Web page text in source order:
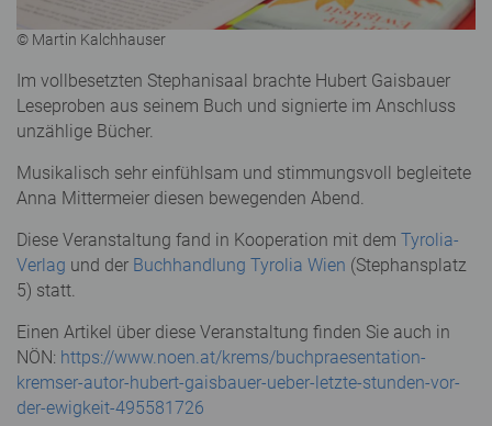
© Martin Kalchhauser
Im vollbesetzten Stephanisaal brachte Hubert Gaisbauer
Leseproben aus seinem Buch und signierte im Anschluss
unzählige Bücher.
Musikalisch sehr einfühlsam und stimmungsvoll begleitete
Anna Mittermeier diesen bewegenden Abend.
Diese Veranstaltung fand in Kooperation mit dem Tyrolia-
Verlag und der Buchhandlung Tyrolia Wien (Stephansplatz
5) statt.
Einen Artikel über diese Veranstaltung finden Sie auch in
NÖN: https://www.noen.at/krems/buchpraesentation-
kremser-autor-hubert-gaisbauer-ueber-letzte-stunden-vor-
der-ewigkeit-495581726